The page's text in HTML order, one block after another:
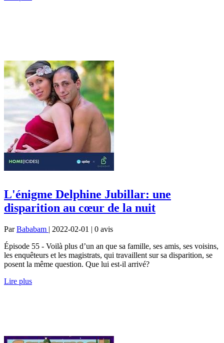
L'énigme Delphine Jubillar: une
disparition au cœur de la nuit
ParBababam | 2022-02-01 | 0 avis
Épisode 55 - Voilà plus d’un an que sa famille, ses amis, ses voisins,
les enquêteurs et les magistrats, qui travaillent sur sa disparition, se
posent la même question. Que lui est-il arrivé?
Lire plus